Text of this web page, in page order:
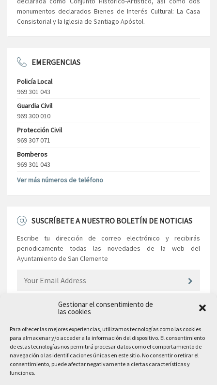
Gestionar el consentimiento de
las cookies
Para ofrecer las mejores experiencias, utilizamos tecnologías como las cookies
para almacenar y/o acceder a la información del dispositivo. El consentimiento
de estas tecnologías nos permitirá procesar datos como el comportamiento de
navegación o las identificaciones únicas en este sitio. No consentir o retirar el
consentimiento, puede afectar negativamente a ciertas características y
funciones.
monumentos declarados Bienes de Interés Cultural: La Casa
Consistorial y la Iglesia de Santiago Apóstol.
EMERGENCIAS
Policía Local
969 301 043
Guardia Civil
969 300 010
Protección Civil
969 307 071
Bomberos
969 301 043
Ver más números de teléfono
SUSCRÍBETE A NUESTRO BOLETÍN DE NOTICIAS
Escribe tu dirección de correo electrónico y recibirás
periodicamente todas las novedades de la web del
Ayuntamiento de San Clemente
EL AYUNTAMIENTO
Plaza Mayor, 10
San Clemente, 16600, Cuenca
Teléfono: 969 300 003